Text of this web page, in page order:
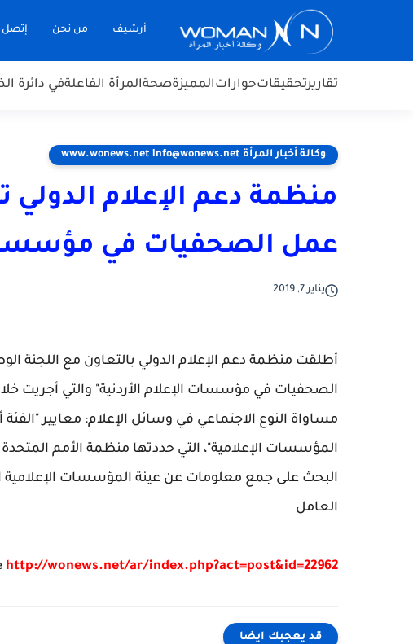
أرشيف من نحن إتصل
تقاريرتحقيقاتحواراتالمميزةصحةالمرأة الفاعلةفي دائرة
وكالة أخبار المرأة www.wonews.net info@wonews.net
منظمة دعم الإعلام
عمل الصحفيات في مؤسسات
يناير 7, 2019
أطلقت منظمة دعم الإعلام الدولي بالتعاون مع اللجنة
مساواة النوع الاجتماعي في وسائل الإعلام: معايير
المؤسسات الإعلامية"، التي حددتها منظمة الأمم
البحث على جمع معلومات عن عينة المؤسسات الإعلامية
العامل
http://wonews.net/ar/index.php?act=post&id=22962
قد يعجبك ايضا